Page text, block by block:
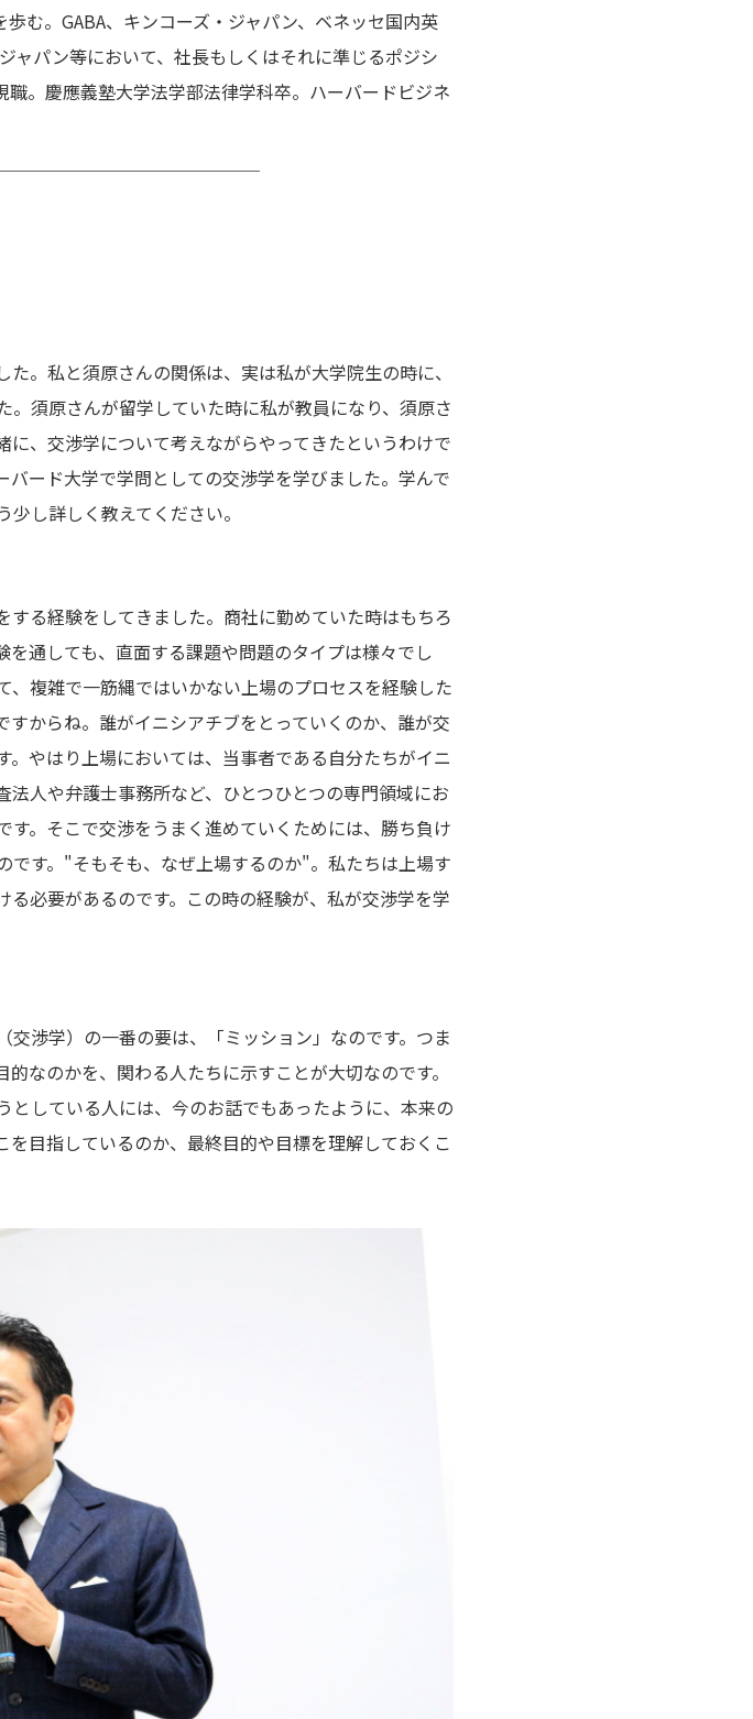
む。GABA、キンコーズ・ジャパン、ベネッセ国内英
ャパン等において、社長もしくはそれに準じるポジシ
。慶應義塾大学法学部法律学科卒。ハーバードビジネ
。私と須原さんの関係は、実は私が大学院生の時に、
須原さんが留学していた時に私が教員になり、須原さ
、交渉学について考えながらやってきたというわけで
ード大学で学問としての交渉学を学びました。学んで
し詳しく教えてください。
る経験をしてきました。商社に勤めていた時はもちろ
通しても、直面する課題や問題のタイプは様々でし
複雑で一筋縄ではいかない上場のプロセスを経験した
からね。誰がイニシアチブをとっていくのか、誰が交
やはり上場においては、当事者である自分たちがイニ
人や弁護士事務所など、ひとつひとつの専門領域にお
。そこで交渉をうまく進めていくためには、勝ち負け
です。"そもそも、なぜ上場するのか"。私たちは上場す
必要があるのです。この時の経験が、私が交渉学を学
渉学）の一番の要は、「ミッション」なのです。つま
なのかを、関わる人たちに示すことが大切なのです。
している人には、今のお話でもあったように、本来の
目指しているのか、最終目的や目標を理解しておくこ